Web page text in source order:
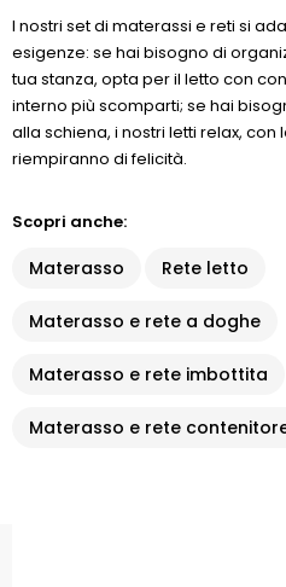
I nostri set di materassi e reti si
esigenze: se hai bisogno di
tua stanza, opta per il letto con
interno più scomparti; se hai
alla schiena, i nostri letti relax,
riempiranno di felicità.
Scopri anche:
Materasso Rete letto
Materasso e rete a doghe
Materasso e rete imbottita
Materasso e rete